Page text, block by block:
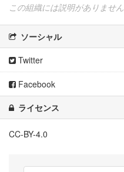
この組織には説明がありません
ソーシャル
Twitter
Facebook
ライセンス
CC-BY-4.0